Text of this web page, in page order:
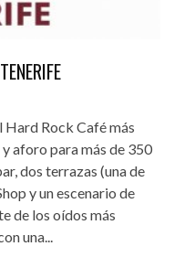
Hard Rock Café más
aforo para más de 350
dos terrazas (una de
y un escenario de
de los oídos más
una...